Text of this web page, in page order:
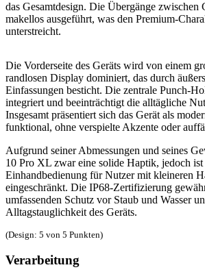
das Gesamtdesign. Die Übergänge zwischen
makellos ausgeführt, was den Premium-
unterstreicht.
Die Vorderseite des Geräts wird von einem
randlosen Display dominiert, das durch
Einfassungen besticht. Die zentrale Punch-
integriert und beeinträchtigt die alltägliche
Insgesamt präsentiert sich das Gerät als
funktional, ohne verspielte Akzente oder
Aufgrund seiner Abmessungen und seines
10 Pro XL zwar eine solide Haptik, jedoch ist
Einhandbedienung für Nutzer mit kleineren
eingeschränkt. Die IP68-Zertifizierung
umfassenden Schutz vor Staub und Wasser
Alltagstauglichkeit des Geräts.
(Design: 5 von 5 Punkten)
Verarbeitung